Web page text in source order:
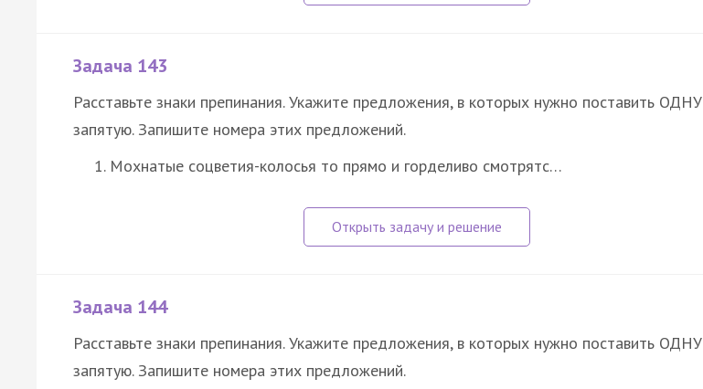
Задача 143
Расставьте знаки препинания. Укажите предложения, в которых нужно поставить ОДНУ
запятую. Запишите номера этих предложений.
Мохнатые соцветия-колосья то прямо и горделиво смотрятс…
Задача 144
Расставьте знаки препинания. Укажите предложения, в которых нужно поставить ОДНУ
запятую. Запишите номера этих предложений.